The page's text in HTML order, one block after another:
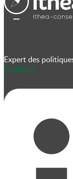
Expert des
Linkedin